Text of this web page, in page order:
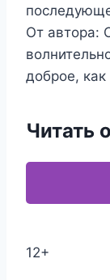
От автора:
доброе, как
Читать
12+